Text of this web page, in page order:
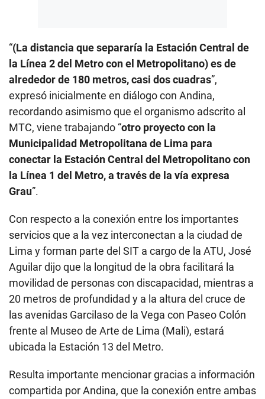
“(La distancia que separaría la Estación Central de
la Línea 2 del Metro con el Metropolitano) es de
alrededor de 180 metros, casi dos cuadras”,
expresó inicialmente en diálogo con Andina,
recordando asimismo que el organismo adscrito al
MTC, viene trabajando “otro proyecto con la
Municipalidad Metropolitana de Lima para
conectar la Estación Central del Metropolitano con
la Línea 1 del Metro, a través de la vía expresa
Grau”.
Con respecto a la conexión entre los importantes
servicios que a la vez interconectan a la ciudad de
Lima y forman parte del SIT a cargo de la ATU, José
Aguilar dijo que la longitud de la obra facilitará la
movilidad de personas con discapacidad, mientras a
20 metros de profundidad y a la altura del cruce de
las avenidas Garcilaso de la Vega con Paseo Colón
frente al Museo de Arte de Lima (Mali), estará
ubicada la Estación 13 del Metro.
Resulta importante mencionar gracias a información
compartida por Andina, que la conexión entre ambas